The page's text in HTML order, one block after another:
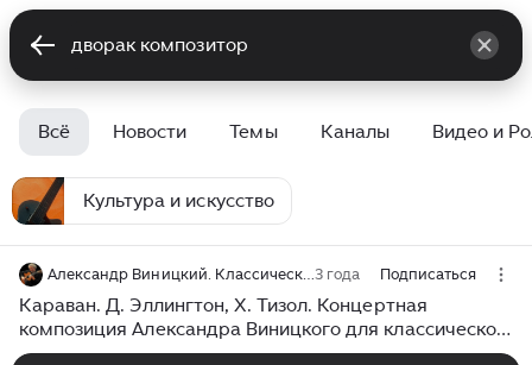
Всё Новости Темы Каналы Видео и
Культура и искусство
Александр Виницкий. Классическая гитара в джазе. Музыка. Ноты. Видео-уроки.3 года Подписаться
Караван. Д. Эллингтон, Х. Тизол. Концертная
композиция Александра Виницкого для классической
гитары.